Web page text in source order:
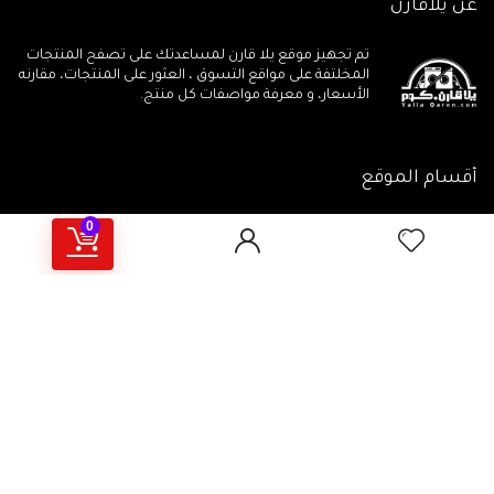
0
عن يلاقارن
تم تجهيز موقع يلا قارن لمساعدتك على تصفح المنتجات
المخلتفة على مواقع التسوق ، العثور على المنتجات، مقارنه
الأسعار، و معرفة مواصفات كل منتج.
أقسام الموقع
جميع المنتجات